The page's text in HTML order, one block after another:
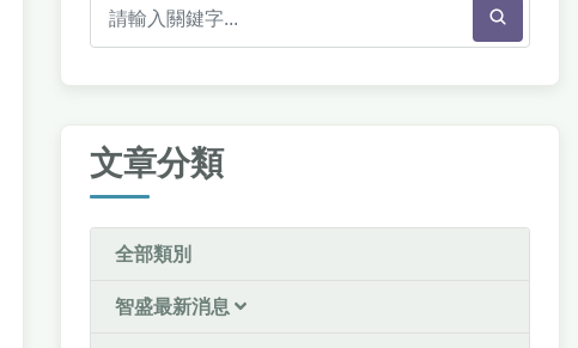
文章分類
全部類別
智盛最新消息